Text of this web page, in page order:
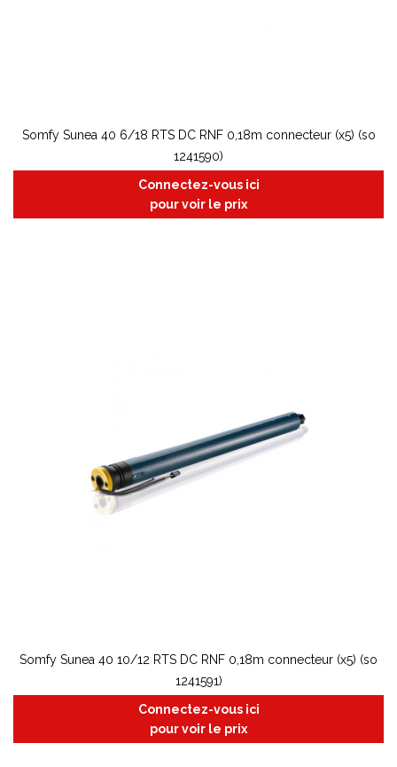
Somfy Sunea 40 6/18 RTS DC RNF 0,18m connecteur (x5) (so
1241590)
Connectez-vous ici
pour voir le prix
Somfy Sunea 40 10/12 RTS DC RNF 0,18m connecteur (x5) (so
1241591)
Connectez-vous ici
pour voir le prix